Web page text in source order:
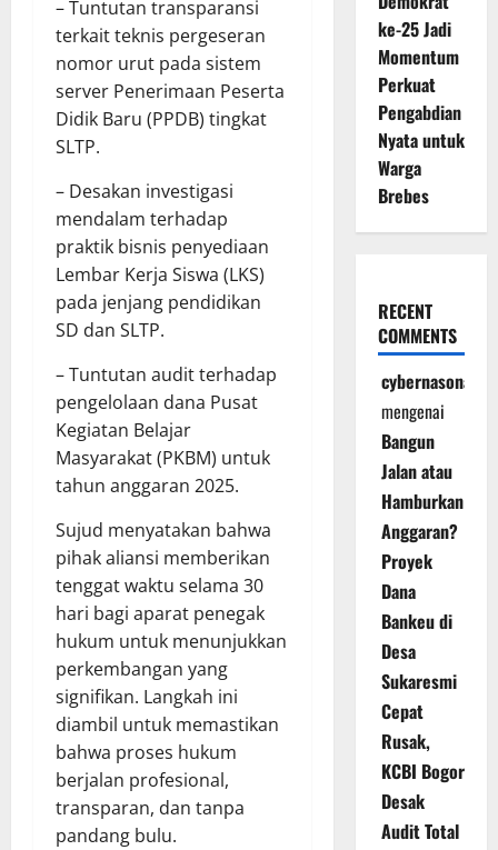
– Tuntutan transparansi
terkait teknis pergeseran
nomor urut pada sistem
server Penerimaan Peserta
Didik Baru (PPDB) tingkat
SLTP.
– Desakan investigasi
mendalam terhadap
praktik bisnis penyediaan
Lembar Kerja Siswa (LKS)
pada jenjang pendidikan
SD dan SLTP.
– Tuntutan audit terhadap
pengelolaan dana Pusat
Kegiatan Belajar
Masyarakat (PKBM) untuk
tahun anggaran 2025.
Sujud menyatakan bahwa
pihak aliansi memberikan
tenggat waktu selama 30
hari bagi aparat penegak
hukum untuk menunjukkan
perkembangan yang
signifikan. Langkah ini
diambil untuk memastikan
bahwa proses hukum
berjalan profesional,
transparan, dan tanpa
pandang bulu.
ke-25 Jadi
Momentum
Perkuat
Pengabdian
Nyata untuk
Warga
Brebes
RECENT
COMMENTS
cybernasonal
mengenai
Bangun
Jalan atau
Hamburkan
Anggaran?
Proyek
Dana
Bankeu di
Desa
Sukaresmi
Cepat
Rusak,
KCBI Bogor
Desak
Audit Total